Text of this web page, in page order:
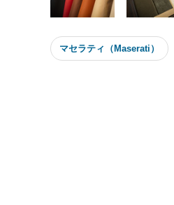
マセラティ（Maserati）